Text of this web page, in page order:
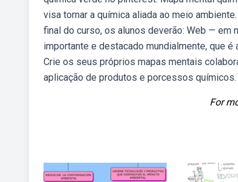
visa tornar a química aliada ao meio
final do curso, os alunos deverão: Web —
importante e destacado mundialmente, que
Crie os seus próprios mapas mentais
aplicação de produtos e porcessos químicos.
For